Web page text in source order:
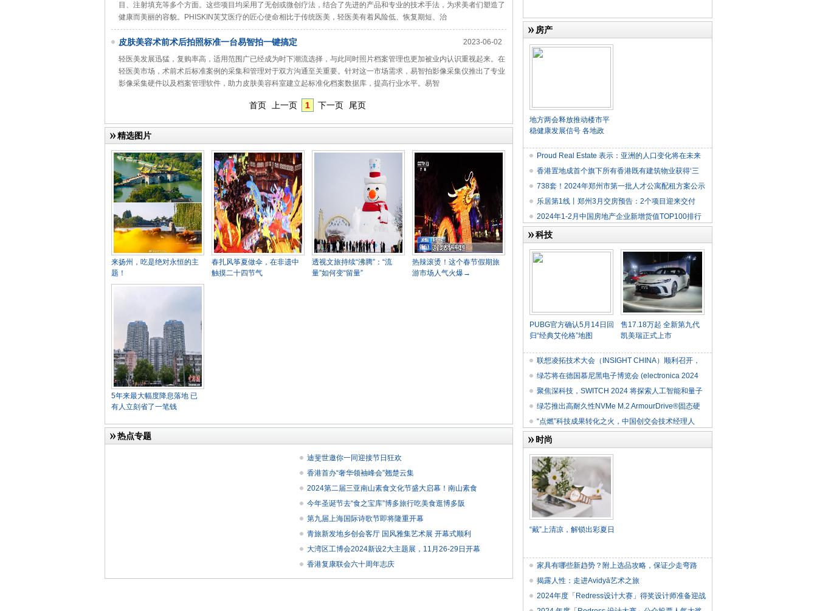
目、注射填充等多个方面。这些项目均采用了无创或微创疗法，结合了先进的产品和专业的技术手法，为求美者们塑造了
健康而美丽的容貌。PHISKIN芙艾医疗的匠心使命相比于传统医美，轻医美有着风险低、恢复期短、治
2023-06-02
皮肤美容术前术后拍照标准一台易智拍一键搞定
轻医美发展迅猛，复购率高，适用范围广已经成为时下潮流选择，与此同时照片档案管理也更加被业内认识重视起来。在
轻医美市场，术前术后标准案例的采集和管理对于双方沟通至关重要。针对这一市场需求，易智拍影像采集仪推出了专业
影像采集硬件以及档案管理软件，助力皮肤美容科室建立起标准化档案数据库，提高行业水平。易智
首页 上一页 1 下一页 尾页
精选图片
来扬州，吃是绝对永恒的主
题！
春扎风筝夏做伞，在非遗中
触摸二十四节气
透视文旅持续“沸腾”：“流
量”如何变“留量”
热辣滚烫！这个春节假期旅
游市场人气火爆→
5年来最大幅度降息落地 已
有人立刻省了一笔钱
热点专题
迪斐世邀你一同迎接节日狂欢
香港首办“奢华领袖峰会”翘楚云集
2024第二届三亚南山素食文化节盛大启幕！南山素食
今年圣诞节去“食之宝库”博多旅行吃美食逛博多阪
第九届上海国际诗歌节即将隆重开幕
青旅新发地乡创会客厅 国风雅集艺术展 开幕式顺利
大湾区工博会2024新设2大主题展，11月26-29日开幕
香港复康联会六十周年志庆
房产
地方两会释放推动楼市平
稳健康发展信号 各地政
Proud Real Estate 表示：亚洲的人口变化将在未来
香港置地成首个旗下所有香港既有建筑物业获得‘三
738套！2024年郑州市第一批人才公寓配租方案公示
乐居第1线丨郑州3月交房预告：2个项目迎来交付
2024年1-2月中国房地产企业新增货值TOP100排行
榜科技
​PUBG官方确认5月14日回
归“经典艾伦格”地图
售17.18万起 全新第九代
凯美瑞正式上市
联想凌拓技术大会（INSIGHT CHINA）顺利召开，
发 绿芯将在德国慕尼黑电子博览会 (electronica 2024
聚焦深科技，SWITCH 2024 将探索人工智能和量子
技 绿芯推出高耐久性NVMe M.2 ArmourDrive®固态硬
盘 “点燃”科技成果转化之火，中国创交会技术经理人
时尚
“戴”上清凉，解锁出彩夏日
家具有哪些新趋势？附上选品攻略，保证少走弯路
揭露人性：走进Avidyā艺术之旅
2024年度「Redress设计大赛」得奖设计师准备迎战